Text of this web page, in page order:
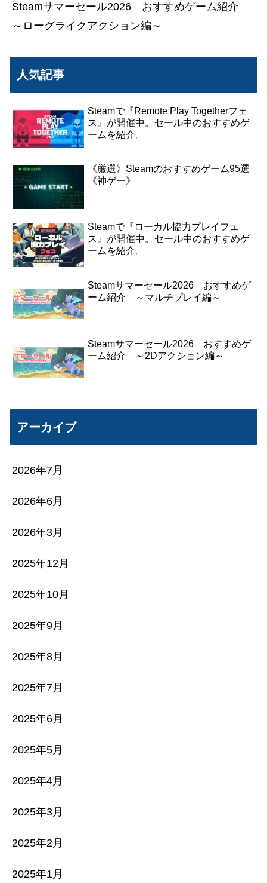
Steamサマーセール2026 おすすめゲーム紹介
～ローグライクアクション編～
人気記事
Steamで『Remote Play Togetherフェ
ス』が開催中。セール中のおすすめゲ
ームを紹介。
《厳選》Steamのおすすめゲーム95選
《神ゲー》
Steamで『ローカル協力プレイフェ
ス』が開催中。セール中のおすすめゲ
ームを紹介。
Steamサマーセール2026 おすすめゲ
ーム紹介 ～マルチプレイ編～
Steamサマーセール2026 おすすめゲ
ーム紹介 ～2Dアクション編～
アーカイブ
2026年7月
2026年6月
2026年3月
2025年12月
2025年10月
2025年9月
2025年8月
2025年7月
2025年6月
2025年5月
2025年4月
2025年3月
2025年2月
2025年1月